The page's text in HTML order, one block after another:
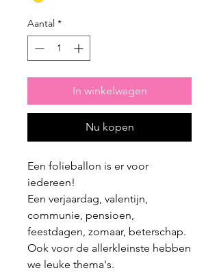
Aantal *
In winkelwagen
Nu kopen
Een folieballon is er voor
iedereen!
Een verjaardag, valentijn,
communie, pensioen,
feestdagen, zomaar, beterschap.
Ook voor de allerkleinste hebben
we leuke thema's.